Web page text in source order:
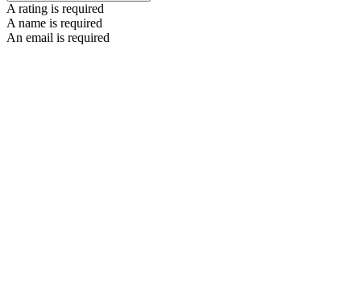
A rating is required
A name is required
An email is required